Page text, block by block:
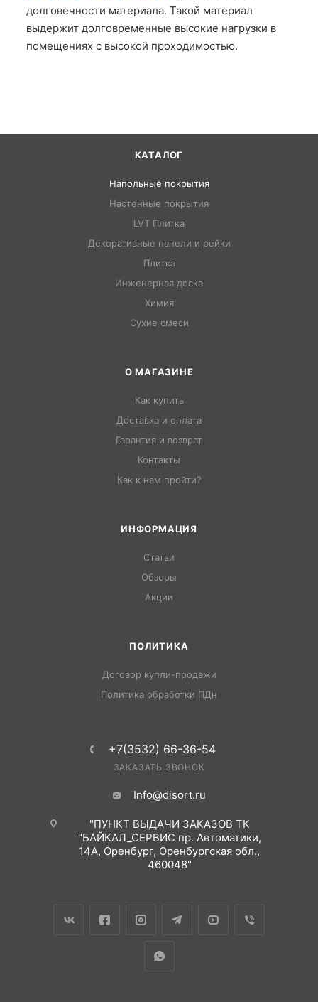
долговечности материала. Такой материал
выдержит долговременные высокие нагрузки в
помещениях с высокой проходимостью.
КАТАЛОГ
Напольные покрытия
Настенные покрытия
LVT Плитка
Декоративные панели и рейки
Плитка
Инженерная доска
Химия
Сухие смеси
О МАГАЗИНЕ
Как купить
Доставка и оплата
Гарантия и возврат
Контакты
Как к нам пройти?
ИНФОРМАЦИЯ
Статьи
Обзоры
Акции
ПОЛИТИКА
Договор купли-продажи
Политика обработки ПДн
+7(3532) 66-36-54
ЗАКАЗАТЬ ЗВОНОК
Info@disort.ru
"ПУНКТ ВЫДАЧИ ЗАКАЗОВ ТК
"БАЙКАЛ_СЕРВИС пр. Автоматики,
14А, Оренбург, Оренбургская обл.,
460048"